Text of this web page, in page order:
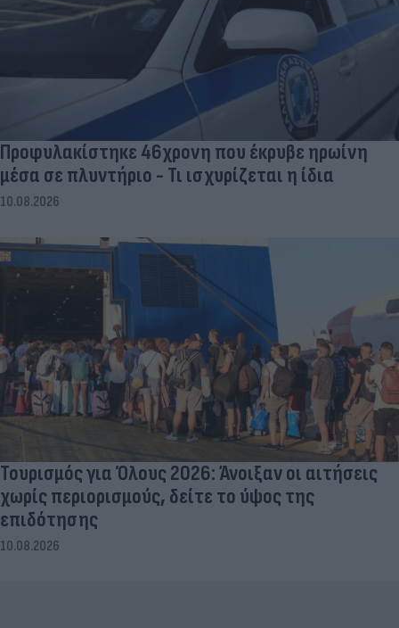
Προφυλακίστηκε 46χρονη που έκρυβε ηρωίνη
μέσα σε πλυντήριο - Τι ισχυρίζεται η ίδια
10.08.2026
Τουρισμός για Όλους 2026: Άνοιξαν οι αιτήσεις
χωρίς περιορισμούς, δείτε το ύψος της
επιδότησης
10.08.2026